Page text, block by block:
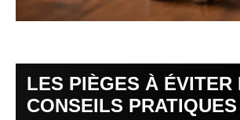
LES PIÈGES À ÉVITER
CONSEILS PRATIQUES